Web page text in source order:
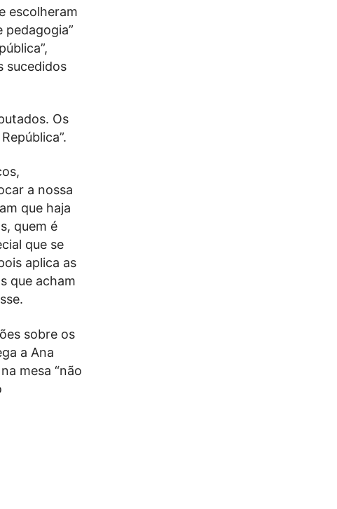
escolheram
pedagogia”
sucedidos
Os
a nossa
que haja
quem é
que se
aplica as
que acham
sobre os
a Ana
mesa “não